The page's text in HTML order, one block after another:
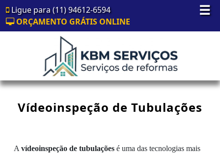
☰
Ligue para (11) 94612-6594
ORÇAMENTO GRÁTIS ONLINE
Vídeoinspeção de Tubulações
A vídeoinspeção de tubulações é uma das tecnologias mais